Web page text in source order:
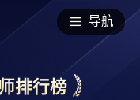
导航
排行榜